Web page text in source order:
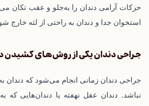
حرکات آرامی دندان را به‌جلو و عقب تکان
استخوان جدا و دندان به راحتی از لثه خارج
جراحی دندان یکی از روش‌های کشیدن
جراحی دندان زمانی انجام می‌شود که دندان
نباشد. دندان عقل نهفته یا دندان‌هایی که